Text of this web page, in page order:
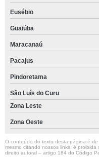
Eusébio
Guaiúba
Maracanaú
Pacajus
Pindoretama
São Luís do Curu
Zona Leste
Zona Oeste
O conteúdo do texto desta página é
mesmo citando nossos links, é
direito autoral – artigo 184 do Código